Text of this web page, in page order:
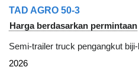
TAD AGRO 50-3
Harga berdasarkan permintaan
Semi-trailer truck pengangkut
2026